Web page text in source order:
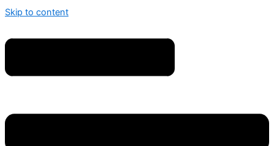
Skip to content